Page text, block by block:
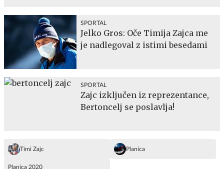
SPORTAL
Jelko Gros: Oče Timija Zajca me
je nadlegoval z istimi besedami
SPORTAL
Zajc izključen iz reprezentance,
Bertoncelj se poslavlja!
Timi Zajc Planica
Planica 2020